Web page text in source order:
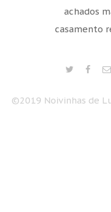
achados
casamento
©2019 Noivinhas de